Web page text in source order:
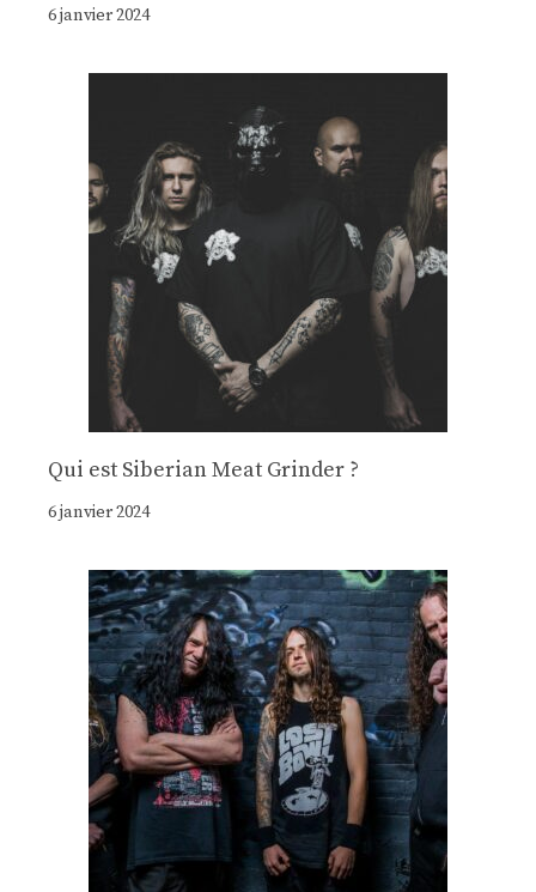
6 janvier 2024
Qui est Siberian Meat Grinder ?
6 janvier 2024